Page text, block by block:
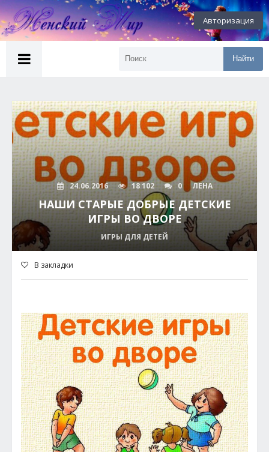
Авторизация
Найти
24.06.2016 18 102 0 ЛЕНА
НАШИ СТАРЫЕ ДОБРЫЕ ДЕТСКИЕ
ИГРЫ ВО ДВОРЕ
ИГРЫ ДЛЯ ДЕТЕЙ
В закладки